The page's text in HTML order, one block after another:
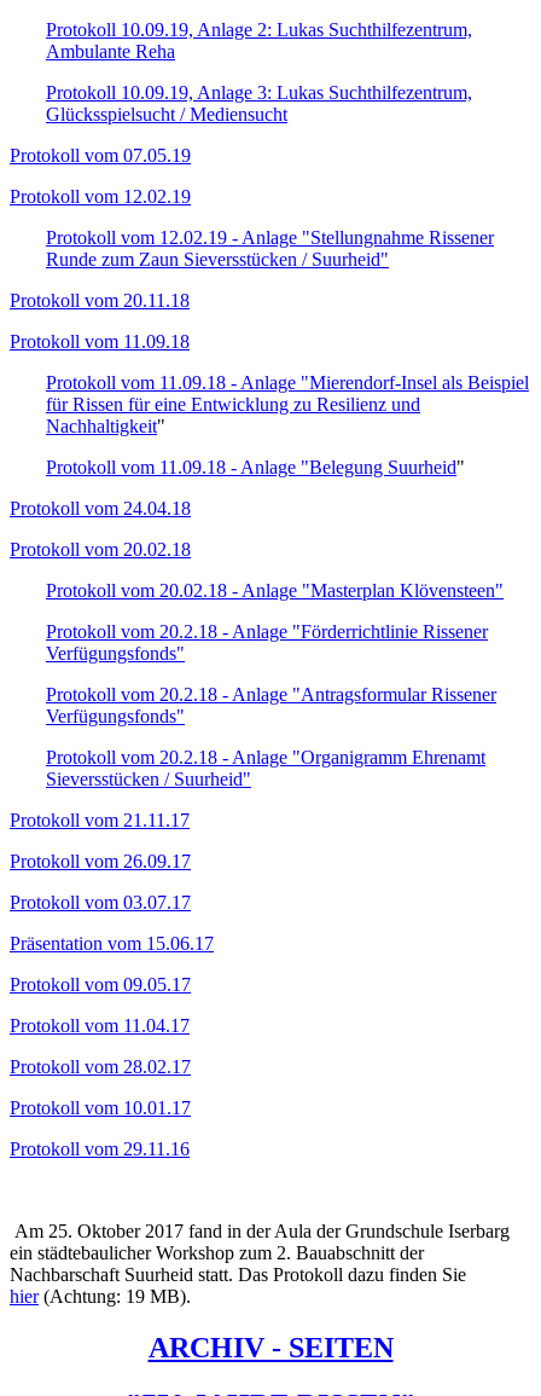
Protokoll 10.09.19, Anlage 2: Lukas Suchthilfezentrum,
Ambulante Reha
Protokoll 10.09.19, Anlage 3: Lukas Suchthilfezentrum,
Glücksspielsucht / Mediensucht
Protokoll vom 07.05.19
Protokoll vom 12.02.19
Protokoll vom 12.02.19 - Anlage "Stellungnahme Rissener
Runde zum Zaun Sieversstücken / Suurheid"
Protokoll vom 20.11.18
Protokoll vom 11.09.18
Protokoll vom 11.09.18 - Anlage "Mierendorf-Insel als Beispiel
für Rissen für eine Entwicklung zu Resilienz und
Nachhaltigkeit"
Protokoll vom 11.09.18 - Anlage "Belegung Suurheid"
Protokoll vom 24.04.18
Protokoll vom 20.02.18
Protokoll vom 20.02.18 - Anlage "Masterplan Klövensteen"
Protokoll vom 20.2.18 - Anlage "Förderrichtlinie Rissener
Verfügungsfonds"
Protokoll vom 20.2.18 - Anlage "Antragsformular Rissener
Verfügungsfonds"
Protokoll vom 20.2.18 - Anlage "Organigramm Ehrenamt
Sieversstücken / Suurheid"
Protokoll vom 21.11.17
Protokoll vom 26.09.17
Protokoll vom 03.07.17
Präsentation vom 15.06.17
Protokoll vom 09.05.17
Protokoll vom 11.04.17
Protokoll vom 28.02.17
Protokoll vom 10.01.17
Protokoll vom 29.11.16
Am 25. Oktober 2017 fand in der Aula der Grundschule Iserbarg
ein städtebaulicher Workshop zum 2. Bauabschnitt der
Nachbarschaft Suurheid statt. Das Protokoll dazu finden Sie
hier(Achtung: 19 MB).
ARCHIV - SEITEN